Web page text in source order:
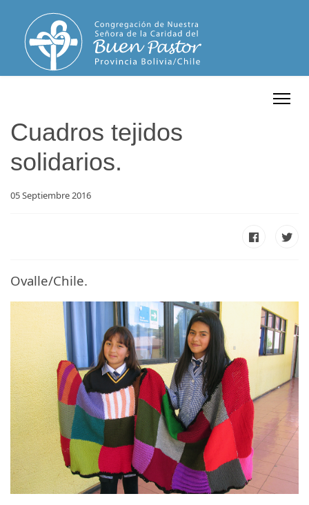
Cuadros tejidos
solidarios.
05 Septiembre 2016
Ovalle/Chile.